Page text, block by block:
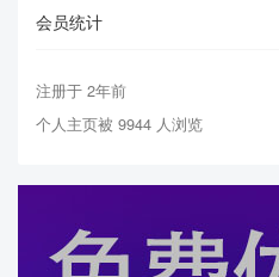
会员统计
注册于 2年前
个人主页被 9944 人浏览